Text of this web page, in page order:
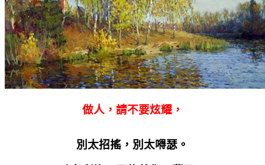
做人，請不要炫耀，
別太招搖，別太嘚瑟。